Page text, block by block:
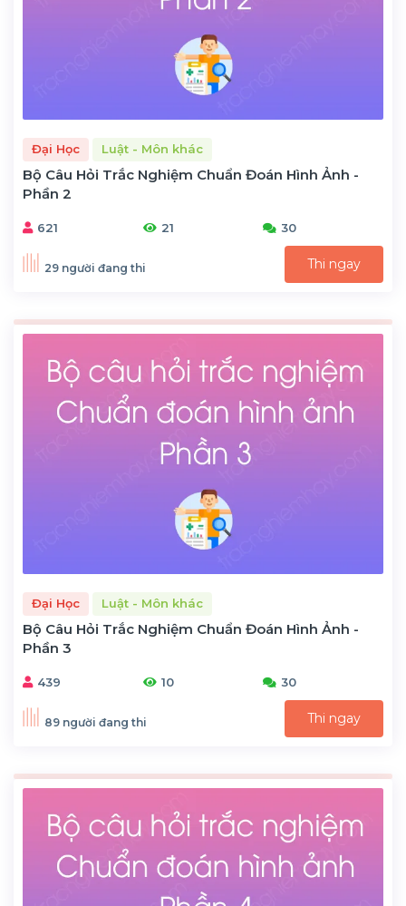
Đại Học Luật - Môn khác
Bộ Câu Hỏi Trắc Nghiệm Chuẩn Đoán Hình Ảnh -
Phần 2
621 21 30
29 người đang thi Thi ngay
Đại Học Luật - Môn khác
Bộ Câu Hỏi Trắc Nghiệm Chuẩn Đoán Hình Ảnh -
Phần 3
439 10 30
89 người đang thi Thi ngay